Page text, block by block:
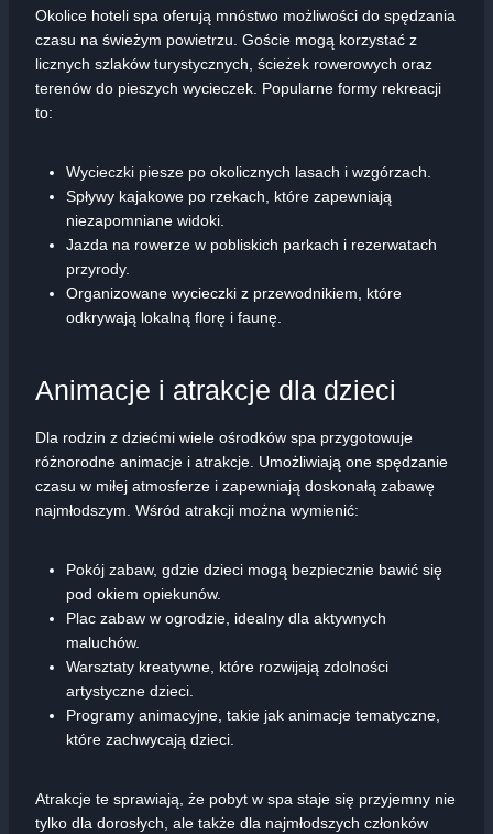
Okolice hoteli spa oferują mnóstwo możliwości do spędzania
czasu na świeżym powietrzu. Goście mogą korzystać z
licznych szlaków turystycznych, ścieżek rowerowych oraz
terenów do pieszych wycieczek. Popularne formy rekreacji
to:
Wycieczki piesze po okolicznych lasach i wzgórzach.
Spływy kajakowe po rzekach, które zapewniają
niezapomniane widoki.
Jazda na rowerze w pobliskich parkach i rezerwatach
przyrody.
Organizowane wycieczki z przewodnikiem, które
odkrywają lokalną florę i faunę.
Animacje i atrakcje dla dzieci
Dla rodzin z dziećmi wiele ośrodków spa przygotowuje
różnorodne animacje i atrakcje. Umożliwiają one spędzanie
czasu w miłej atmosferze i zapewniają doskonałą zabawę
najmłodszym. Wśród atrakcji można wymienić:
Pokój zabaw, gdzie dzieci mogą bezpiecznie bawić się
pod okiem opiekunów.
Plac zabaw w ogrodzie, idealny dla aktywnych
maluchów.
Warsztaty kreatywne, które rozwijają zdolności
artystyczne dzieci.
Programy animacyjne, takie jak animacje tematyczne,
które zachwycają dzieci.
Atrakcje te sprawiają, że pobyt w spa staje się przyjemny nie
tylko dla dorosłych, ale także dla najmłodszych członków